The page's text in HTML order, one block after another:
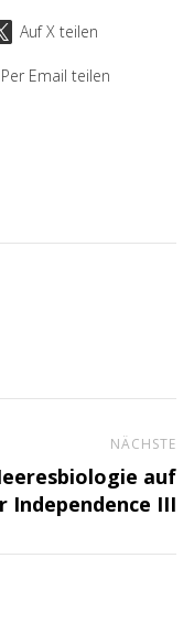
Auf X teilen
Per Email teilen
NÄCHSTE
auf
Independence III